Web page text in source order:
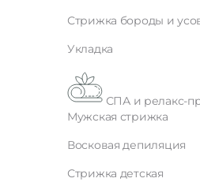
Стрижка бороды и
Укладка
СПА и релакс-
Мужская стрижка
Восковая депиляция
Стрижка детская